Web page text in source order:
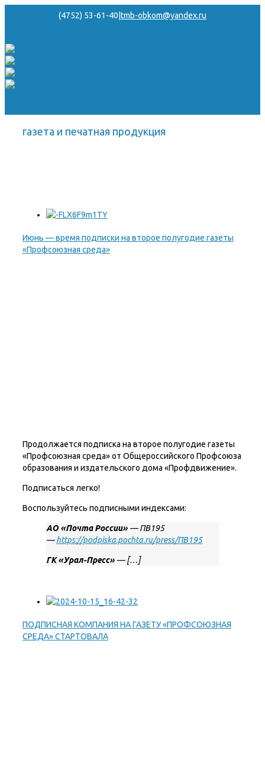
(4752) 53-61-40 tmb-obkom@yandex.ru
газета и печатная продукция
Июнь — время подписки на второе полугодие газеты
«Профсоюзная среда»
Продолжается подписка на второе полугодие газеты
«Профсоюзная среда» от Общероссийского Профсоюза
образования и издательского дома «Профдвижение».
Подписаться легко!
Воспользуйтесь подписными индексами:
АО «Почта России» — ПВ195
—https://podpiska.pochta.ru/press/ПВ195
ГК «Урал-Пресс» — […]
ПОДПИСНАЯ КОМПАНИЯ НА ГАЗЕТУ «ПРОФСОЮЗНАЯ
СРЕДА» СТАРТОВАЛА